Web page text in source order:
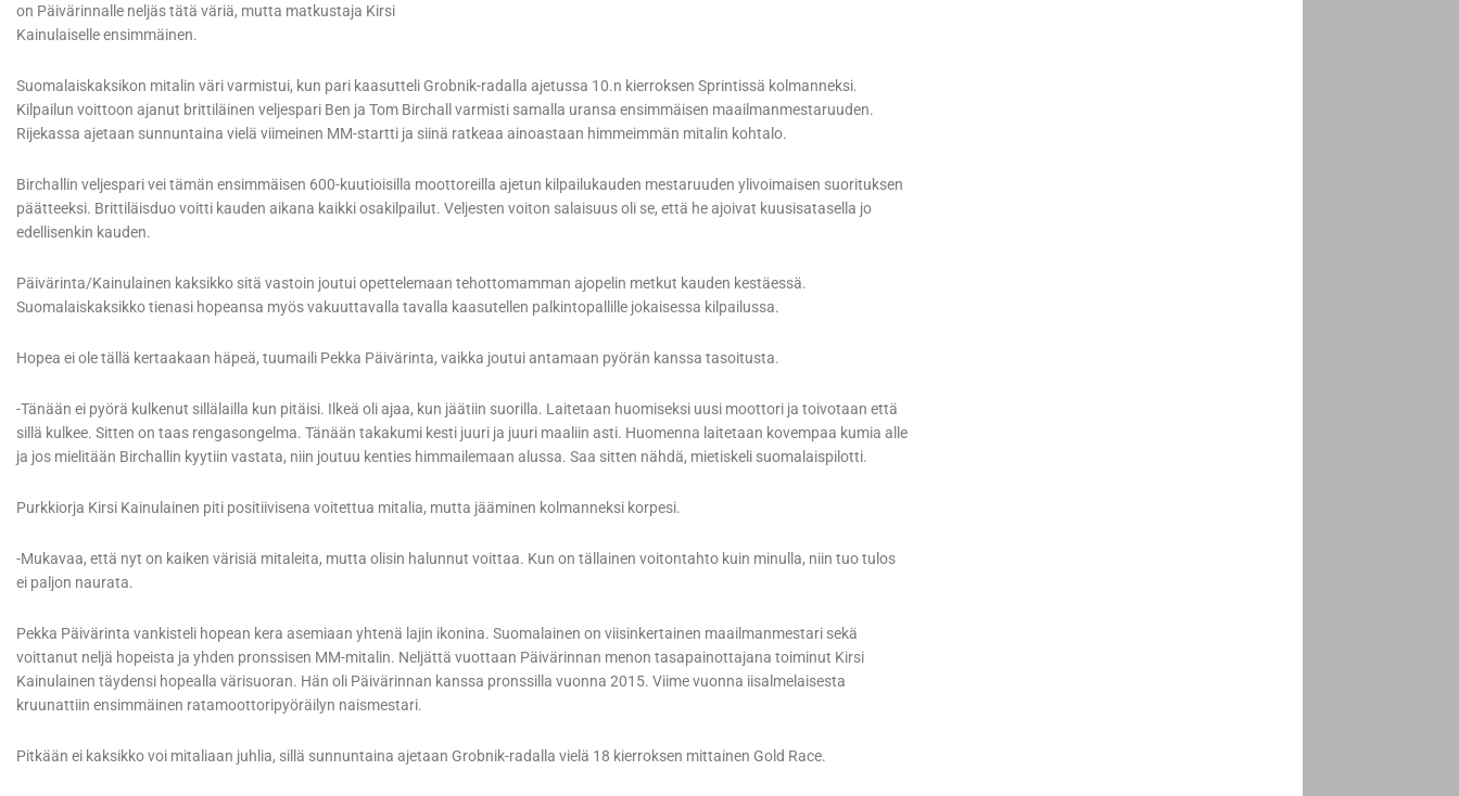
on Päivärinnalle neljäs tätä väriä, mutta matkustaja Kirsi
Kainulaiselle ensimmäinen.
Suomalaiskaksikon mitalin väri varmistui, kun pari kaasutteli Grobnik-radalla ajetussa 10.n kierroksen Sprintissä kolmanneksi.
Kilpailun voittoon ajanut brittiläinen veljespari Ben ja Tom Birchall varmisti samalla uransa ensimmäisen maailmanmestaruuden.
Rijekassa ajetaan sunnuntaina vielä viimeinen MM-startti ja siinä ratkeaa ainoastaan himmeimmän mitalin kohtalo.
Birchallin veljespari vei tämän ensimmäisen 600-kuutioisilla moottoreilla ajetun kilpailukauden mestaruuden ylivoimaisen suorituksen
päätteeksi. Brittiläisduo voitti kauden aikana kaikki osakilpailut. Veljesten voiton salaisuus oli se, että he ajoivat kuusisatasella jo
edellisenkin kauden.
Päivärinta/Kainulainen kaksikko sitä vastoin joutui opettelemaan tehottomamman ajopelin metkut kauden kestäessä.
Suomalaiskaksikko tienasi hopeansa myös vakuuttavalla tavalla kaasutellen palkintopallille jokaisessa kilpailussa.
Hopea ei ole tällä kertaakaan häpeä, tuumaili Pekka Päivärinta, vaikka joutui antamaan pyörän kanssa tasoitusta.
-Tänään ei pyörä kulkenut sillälailla kun pitäisi. Ilkeä oli ajaa, kun jäätiin suorilla. Laitetaan huomiseksi uusi moottori ja toivotaan että
sillä kulkee. Sitten on taas rengasongelma. Tänään takakumi kesti juuri ja juuri maaliin asti. Huomenna laitetaan kovempaa kumia alle
ja jos mielitään Birchallin kyytiin vastata, niin joutuu kenties himmailemaan alussa. Saa sitten nähdä, mietiskeli suomalaispilotti.
Purkkiorja Kirsi Kainulainen piti positiivisena voitettua mitalia, mutta jääminen kolmanneksi korpesi.
-Mukavaa, että nyt on kaiken värisiä mitaleita, mutta olisin halunnut voittaa. Kun on tällainen voitontahto kuin minulla, niin tuo tulos
ei paljon naurata.
Pekka Päivärinta vankisteli hopean kera asemiaan yhtenä lajin ikonina. Suomalainen on viisinkertainen maailmanmestari sekä
voittanut neljä hopeista ja yhden pronssisen MM-mitalin. Neljättä vuottaan Päivärinnan menon tasapainottajana toiminut Kirsi
Kainulainen täydensi hopealla värisuoran. Hän oli Päivärinnan kanssa pronssilla vuonna 2015. Viime vuonna iisalmelaisesta
kruunattiin ensimmäinen ratamoottoripyöräilyn naismestari.
Pitkään ei kaksikko voi mitaliaan juhlia, sillä sunnuntaina ajetaan Grobnik-radalla vielä 18 kierroksen mittainen Gold Race.